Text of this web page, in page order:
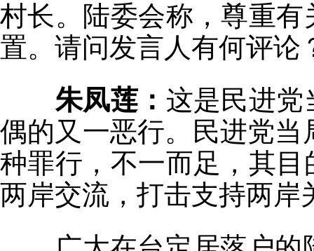
村长。陆委会称，尊重
置。请问发言人有何评论
朱凤莲： 这是民进党
偶的又一恶行。民进党
种罪行，不一而足，其
两岸交流，打击支持两岸